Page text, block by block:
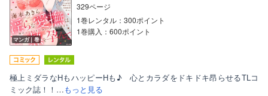
マンガ｜巻
329ページ
1巻レンタル：300ポイント
1巻購入：600ポイント
極上ミダラなHもハッピーHも♪ 心とカラダをドキドキ昂らせるTLコ
ミック誌！！…もっと見る